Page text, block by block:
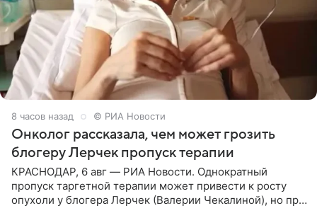
8 часов назад © РИА Новости
Онколог рассказала, чем может грозить
блогеру Лерчек пропуск терапии
КРАСНОДАР, 6 авг — РИА Новости. Однократный
пропуск таргетной терапии может привести к росту
опухоли у блогера Лерчек (Валерии Чекалиной), но при